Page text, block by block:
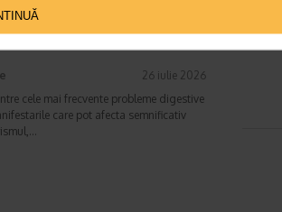
factori declansatori,
26 iulie 2026
cele mai frecvente probleme digestive
care pot afecta semnificativ